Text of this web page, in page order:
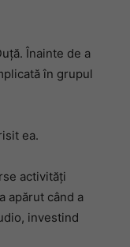
Înainte de a
în grupul
ea.
activități
apărut când a
investind